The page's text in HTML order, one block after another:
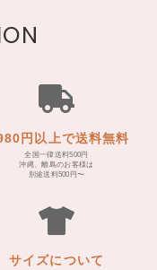
円以上で送料無料
全国一律送料500円
沖縄、離島のお客様は
別途送料500円〜
サイズについて